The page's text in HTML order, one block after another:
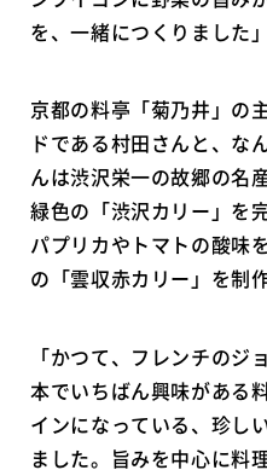
を、一緒につくりました
京都の料亭「菊乃井」の
ドである村田さんと、な
んは渋沢栄一の故郷の名
緑色の「渋沢カリー」を
パプリカやトマトの酸味
の「雲収赤カリー」を制作
「かつて、フレンチのジ
本でいちばん興味がある
インになっている、珍し
ました。旨みを中心に料